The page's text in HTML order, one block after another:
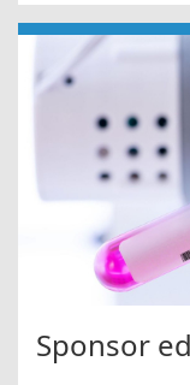
Sponsor